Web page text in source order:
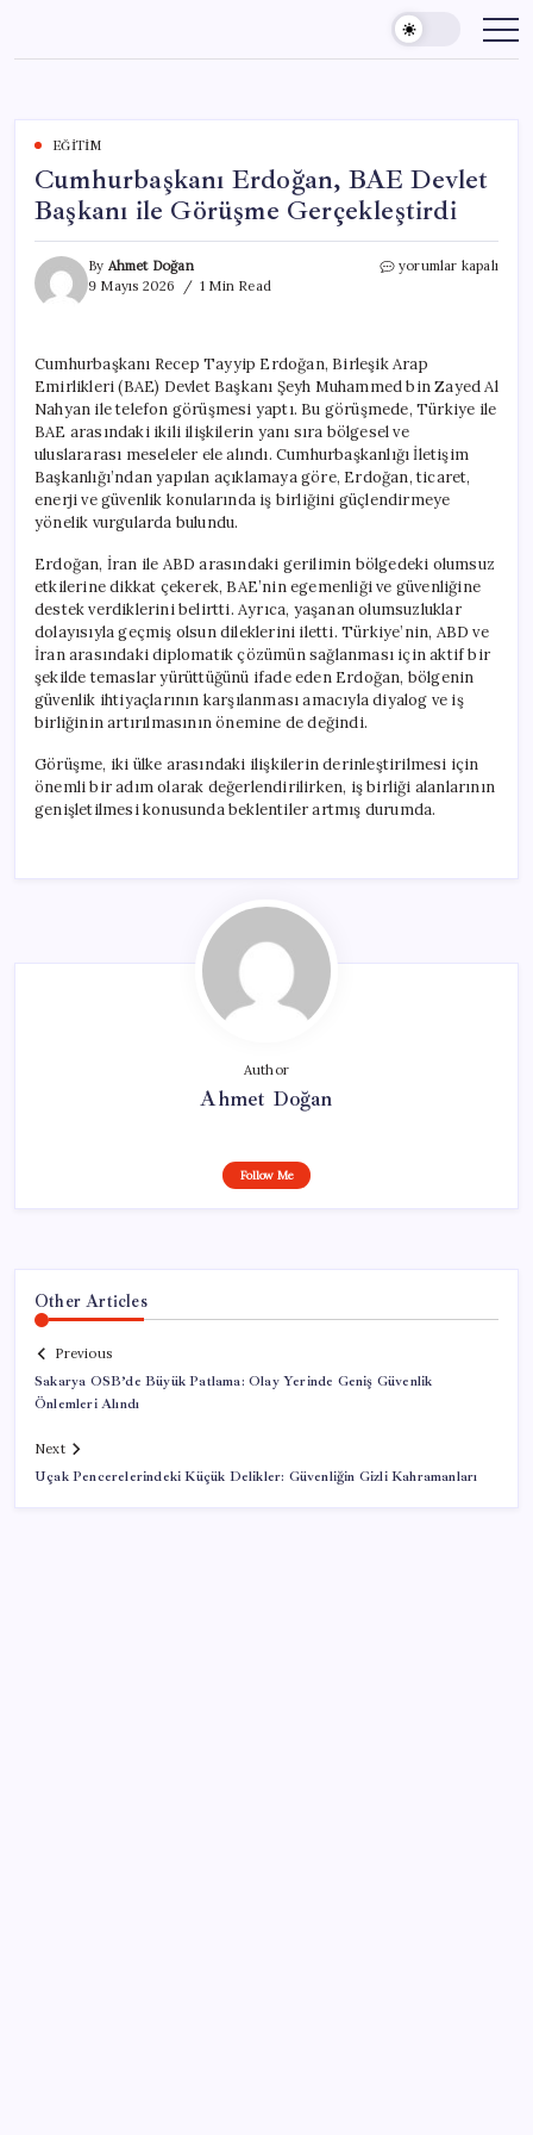
content
EĞITIM
Cumhurbaşkanı Erdoğan, BAE Devlet
Başkanı ile Görüşme Gerçekleştirdi
By Ahmet Doğan
9 Mayıs 2026
1 Min Read
Cumhurbaşkanı
ile
Görüşme
Gerçekleştirdi
için
yorumlar kapalı
Cumhurbaşkanı Recep Tayyip Erdoğan, Birleşik Arap
Emirlikleri (BAE) Devlet Başkanı Şeyh Muhammed bin Zayed Al
Nahyan ile telefon görüşmesi yaptı. Bu görüşmede, Türkiye ile
BAE arasındaki ikili ilişkilerin yanı sıra bölgesel ve
uluslararası meseleler ele alındı. Cumhurbaşkanlığı İletişim
Başkanlığı’ndan yapılan açıklamaya göre, Erdoğan, ticaret,
enerji ve güvenlik konularında iş birliğini güçlendirmeye
yönelik vurgularda bulundu.
Erdoğan, İran ile ABD arasındaki gerilimin bölgedeki olumsuz
etkilerine dikkat çekerek, BAE’nin egemenliği ve güvenliğine
destek verdiklerini belirtti. Ayrıca, yaşanan olumsuzluklar
dolayısıyla geçmiş olsun dileklerini iletti. Türkiye’nin, ABD ve
İran arasındaki diplomatik çözümün sağlanması için aktif bir
şekilde temaslar yürüttüğünü ifade eden Erdoğan, bölgenin
güvenlik ihtiyaçlarının karşılanması amacıyla diyalog ve iş
birliğinin artırılmasının önemine de değindi.
Görüşme, iki ülke arasındaki ilişkilerin derinleştirilmesi için
önemli bir adım olarak değerlendirilirken, iş birliği alanlarının
genişletilmesi konusunda beklentiler artmış durumda.
Author
Ahmet Doğan
Follow Me
Other Articles
Previous
Sakarya OSB’de Büyük Patlama: Olay Yerinde Geniş Güvenlik
Önlemleri Alındı
Next
Uçak Pencerelerindeki Küçük Delikler: Güvenliğin Gizli Kahramanları